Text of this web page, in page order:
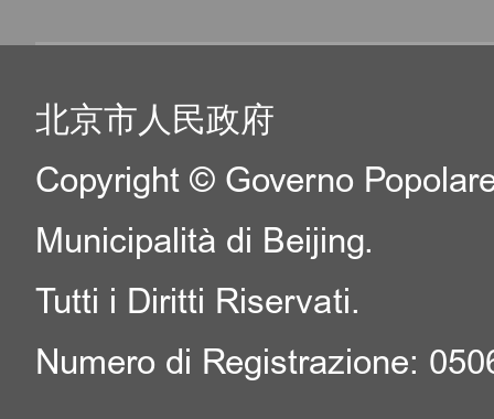
北京市人民政府
Copyright © Governo
Municipalità di Beijing.
Tutti i Diritti Riservati.
Numero di Registrazione: